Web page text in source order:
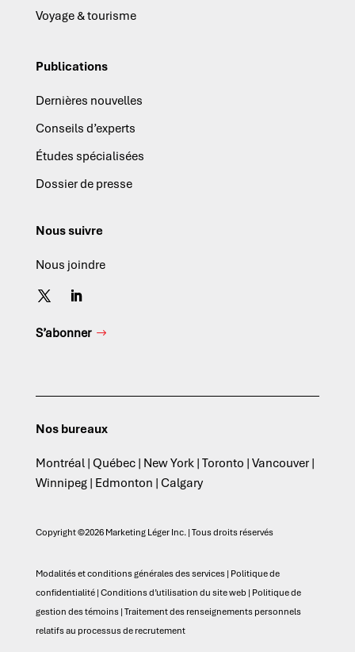
Voyage & tourisme
Publications
Dernières nouvelles
Conseils d’experts
Études spécialisées
Dossier de presse
Nous suivre
Nous joindre
S’abonner
Nos bureaux
Montréal | Québec | New York | Toronto | Vancouver |
Winnipeg | Edmonton | Calgary
Copyright ©2026 Marketing Léger Inc. | Tous droits réservés
Modalités et conditions générales des services| Politique de
confidentialité| Conditions d’utilisation du site web | Politique de
gestion des témoins| Traitement des renseignements personnels
relatifs au processus de recrutement